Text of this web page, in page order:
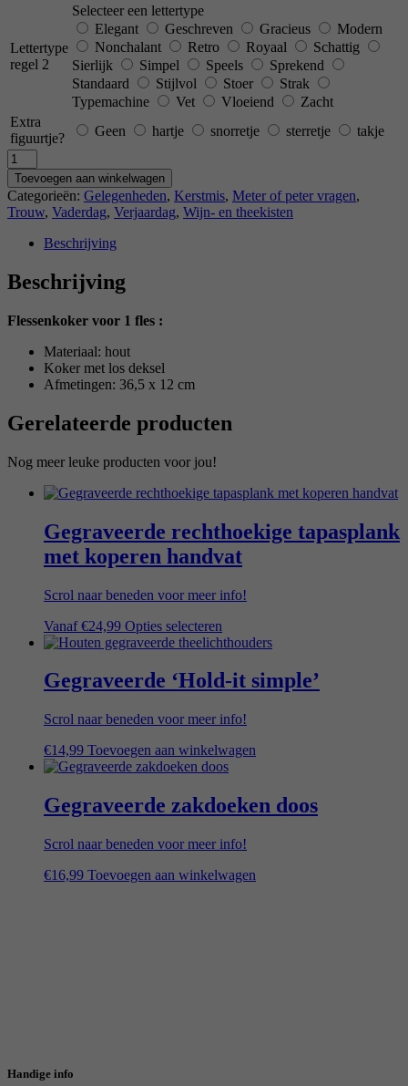
Lettertype
regel 2
Selecteer een lettertype
Elegant
Geschreven Gracieus
Modern
Nonchalant
Retro Royaal
Schattig
Sierlijk
Simpel Speels
Sprekend
Standaard
Stijlvol Stoer
Strak
Typemachine
Vet Vloeiend
Zacht
Extra
figuurtje?
Geen hartje snorretje sterretje
takje
Aantal
Toevoegen aan winkelwagen
Categorieën: Gelegenheden, Kerstmis, Meter of peter vragen,
Trouw, Vaderdag, Verjaardag, Wijn- en theekisten
Beschrijving
Beschrijving
Flessenkoker voor 1 fles :
Materiaal: hout
Koker met los deksel
Afmetingen: 36,5 x 12 cm
Gerelateerde producten
Nog meer leuke producten voor jou!
Gegraveerde rechthoekige tapasplank
met koperen handvat
Scrol naar beneden voor meer info!
Vanaf€24,99 Opties selecteren
Gegraveerde ‘Hold-it simple’
Scrol naar beneden voor meer info!
€14,99 Toevoegen aan winkelwagen
Gegraveerde zakdoeken doos
Scrol naar beneden voor meer info!
€16,99 Toevoegen aan winkelwagen
Handige info